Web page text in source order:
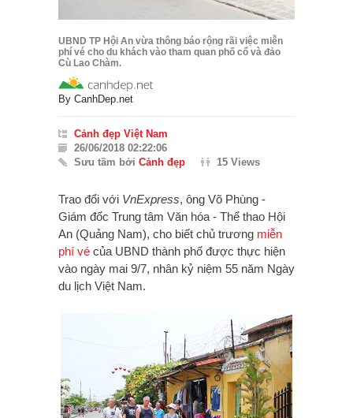
UBND TP Hội An vừa thông báo rộng rãi việc miễn
phí vé cho du khách vào tham quan phố cổ và đảo
Cù Lao Chàm.
By CanhDep.net
Cảnh đẹp Việt Nam
26/06/2018 02:22:06
Sưu tầm bởi Cảnh đẹp 15 Views
Trao đổi với VnExpress, ông Võ Phùng -
Giám đốc Trung tâm Văn hóa - Thể thao Hội
An (Quảng Nam), cho biết chủ trương miễn
phí vé của UBND thành phố được thực hiện
vào ngày mai 9/7, nhân kỷ niệm 55 năm Ngày
du lịch Việt Nam.